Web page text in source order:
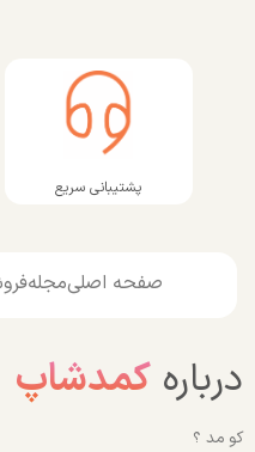
پشتیبانی سریع
صفحه اصلیمجله
درباره کمدشاپ
کو مد ؟